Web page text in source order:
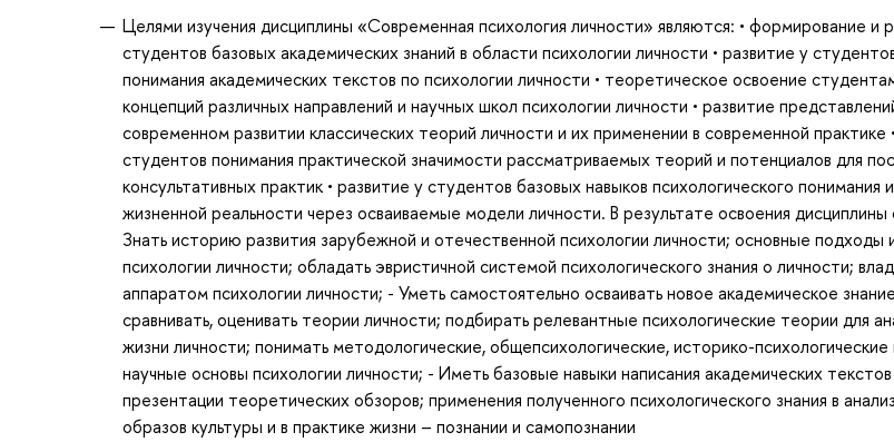
Целями изучения дисциплины «Современная психология личности» являются: • формирование и
студентов базовых академических знаний в области психологии личности • развитие у
понимания академических текстов по психологии личности • теоретическое освоение
концепций различных направлений и научных школ психологии личности • развитие
современном развитии классических теорий личности и их применении в современной практике
студентов понимания практической значимости рассматриваемых теорий и потенциалов для
консультативных практик • развитие у студентов базовых навыков психологического понимания
жизненной реальности через осваиваемые модели личности. В результате освоения
Знать историю развития зарубежной и отечественной психологии личности; основные подходы
психологии личности; обладать эвристичной системой психологического знания о личности;
аппаратом психологии личности; - Уметь самостоятельно осваивать новое академическое
сравнивать, оценивать теории личности; подбирать релевантные психологические теории для
жизни личности; понимать методологические, общепсихологические, историко-
научные основы психологии личности; - Иметь базовые навыки написания академических
презентации теоретических обзоров; применения полученного психологического знания в
образов культуры и в практике жизни – познании и самопознании